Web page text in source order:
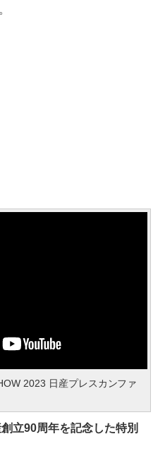
2023 日産プレスカンファ
立90周年を記念した特別